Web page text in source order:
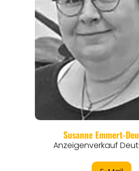
REGIONEN
EVENTS